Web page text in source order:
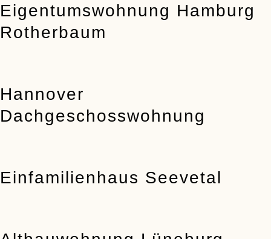
Eigentumswohnung Hamburg
Rotherbaum
Hannover
Dachgeschosswohnung
Einfamilienhaus Seevetal